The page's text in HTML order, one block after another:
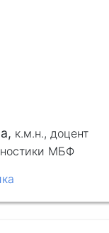
к.м.н., доцент
МБФ